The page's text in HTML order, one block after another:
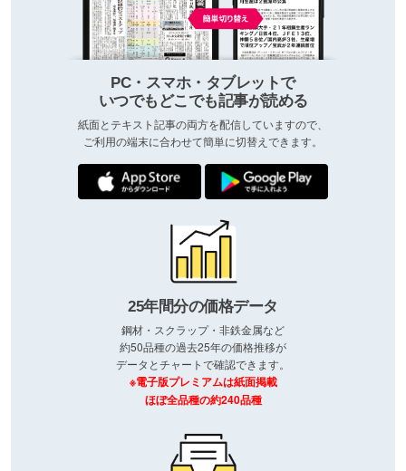
PC・スマホ・タブレットで
いつでもどこでも記事が読める
紙面とテキスト記事の両方を配信していますので、
ご利用の端末に合わせて簡単に切替えできます。
25年間分の価格データ
鋼材・スクラップ・非鉄金属など
約50品種の過去25年の価格推移が
データとチャートで確認できます。
※電子版プレミアムは紙面掲載
ほぼ全品種の約240品種